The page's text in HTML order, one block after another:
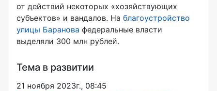
от действий некоторых «хозяйствующих
субъектов» и вандалов. На благоустройство
улицы Баранова федеральные власти
выделяли 300 млн рублей.
Тема в развитии
21 ноября 2023г., 08:45